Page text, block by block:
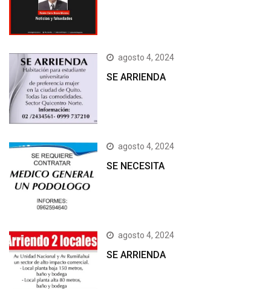
agosto 4, 2024
SE ARRIENDA
agosto 4, 2024
SE NECESITA
agosto 4, 2024
SE ARRIENDA